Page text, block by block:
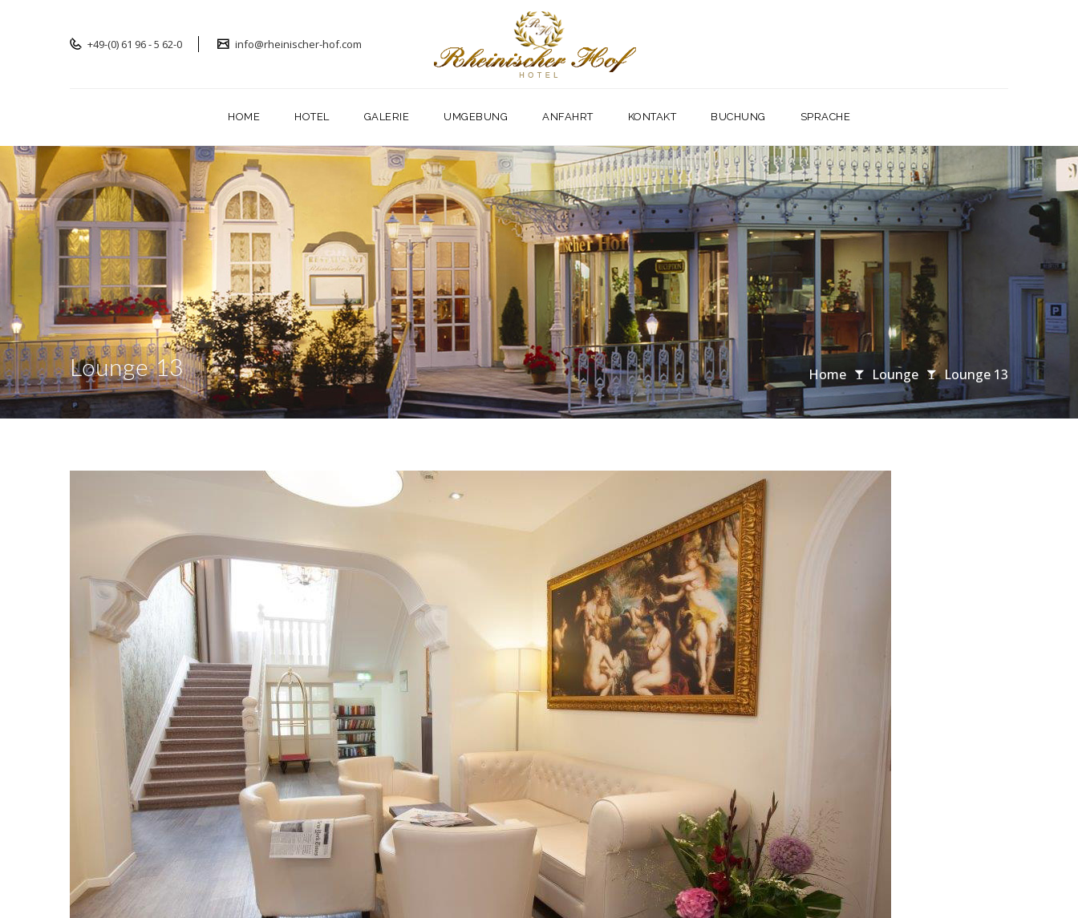
+49-(0) 61 96 - 5 62-0 info@rheinischer-hof.com
HOME HOTEL GALERIE UMGEBUNG ANFAHRT KONTAKT BUCHUNG SPRACHE
Lounge 13 Home Lounge Lounge 13